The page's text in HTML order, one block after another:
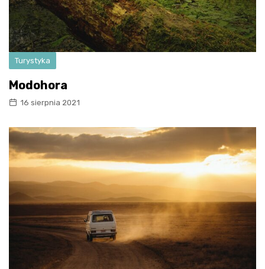
Turystyka
Modohora
16 sierpnia 2021